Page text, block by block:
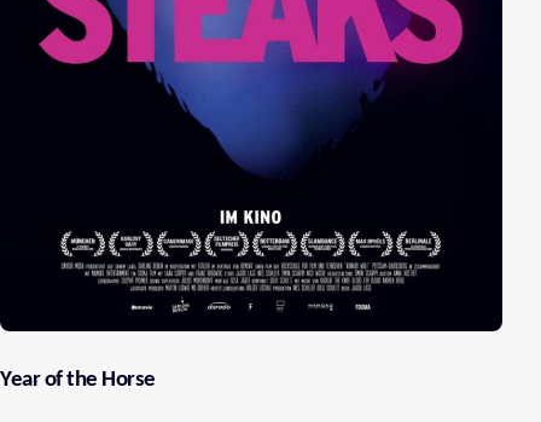
Year of the Horse